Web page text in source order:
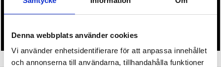
Denna webbplats använder cookies
Vi använder enhetsidentifierare för att anpassa innehållet
och annonserna till användarna, tillhandahålla funktioner
• Du får alltid godkänna en offert och skiss på mailen
innan beställningen blir bindande.
• Tryckfil/er logo laddas upp i kassan.